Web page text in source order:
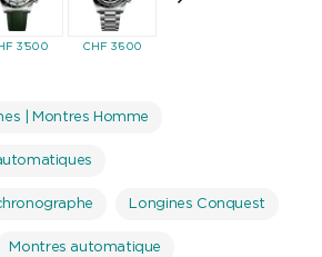
3'500 CHF3'600
| Montres Homme
Longines Conquest
Montres automatique